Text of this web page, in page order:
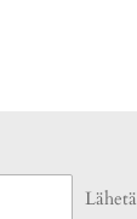
Lähetä